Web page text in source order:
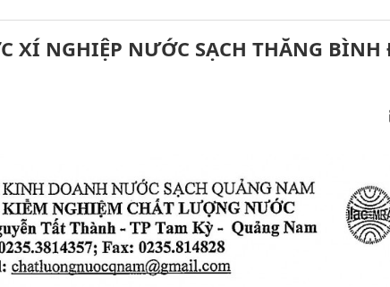
XÍ NGHIỆP NƯỚC SẠCH THĂNG BÌNH